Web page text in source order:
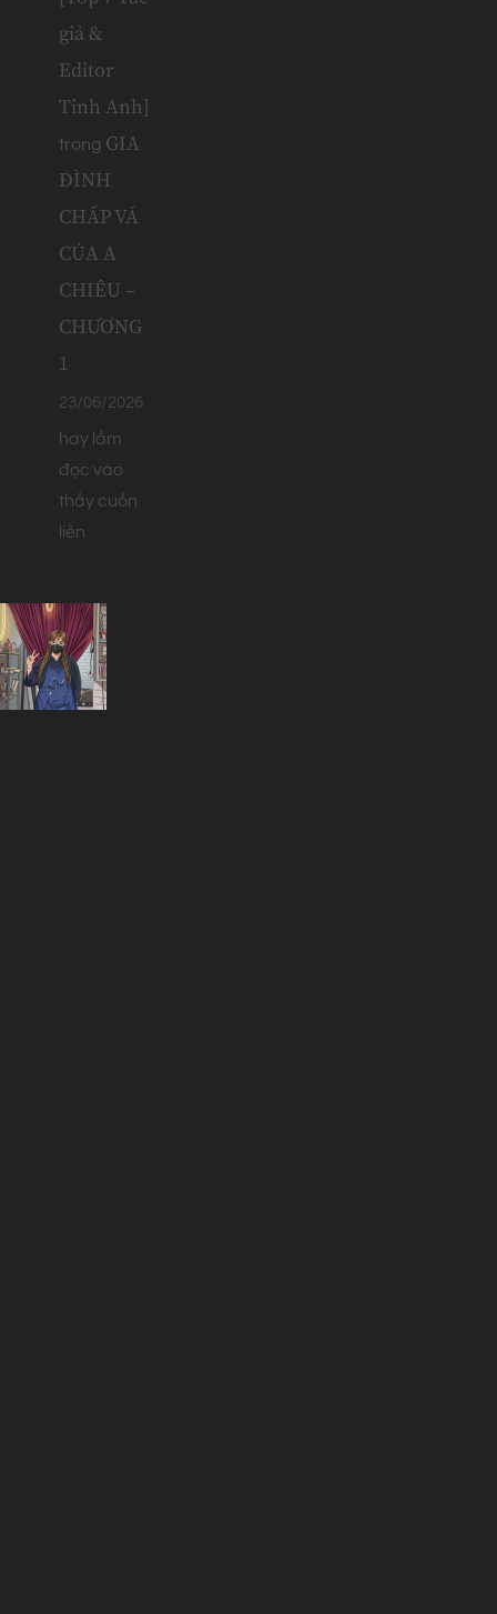
giả &
Editor
Tinh Anh]
trong GIA
ĐÌNH
CHẤP VÁ
CỦA A
CHIÊU –
CHƯƠNG
1
23/06/2026
hay lắm
đọc vào
thấy cuốn
liền